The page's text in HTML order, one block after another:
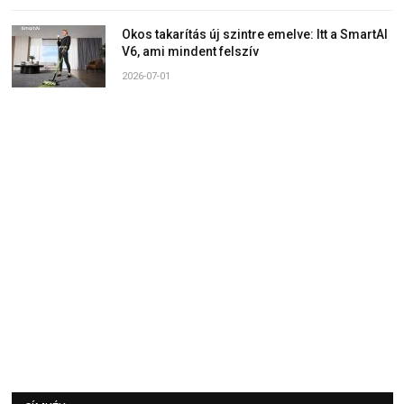
Okos takarítás új szintre emelve: Itt a SmartAI
V6, ami mindent felszív
2026-07-01